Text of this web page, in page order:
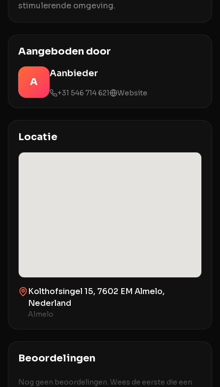
stimulerende omgeving.
Aangeboden door
A
Aanbieder
+31 546 714 621 Website
Locatie
Kolthofsingel 15, 7602 EM Almelo,
Nederland
Almelo
Beoordelingen
Nog geen beoordelingen. Wees de eerste die een